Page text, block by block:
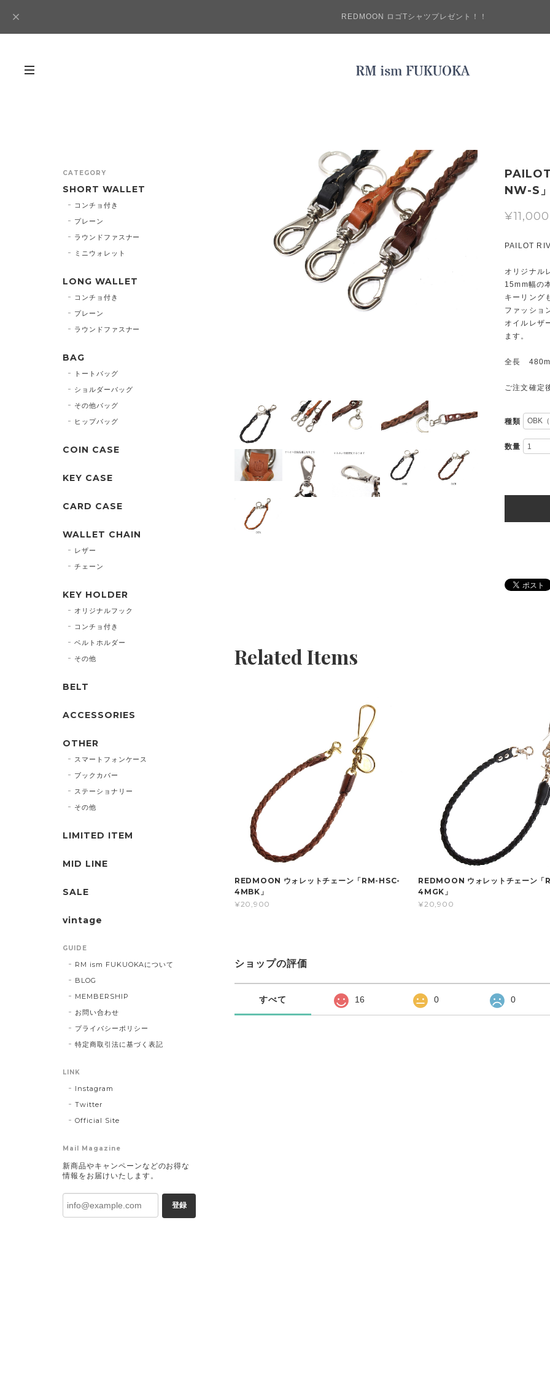
REDMOON ロゴTシャツプレゼント！！
NW-S
¥11,000
PAILOT
オリジナル
15mm幅の
キーリング
ファッショ
オイルレザ
ます。
全長
ご注文確定
種類
数量
Related Items
REDMOON ウォレットチェーン「RM-HSC-
4MBK」
¥20,900
REDMOON ウォレットチェーン「
4MGK」
¥20,900
ショップの評価
すべて 16 0 0
CATEGORY
SHORT WALLET
コンチョ付き
プレーン
ラウンドファスナー
ミニウォレット
LONG WALLET
コンチョ付き
プレーン
ラウンドファスナー
BAG
トートバッグ
ショルダーバッグ
その他バッグ
ヒップバッグ
COIN CASE
KEY CASE
CARD CASE
WALLET CHAIN
レザー
チェーン
KEY HOLDER
オリジナルフック
コンチョ付き
ベルトホルダー
その他
BELT
ACCESSORIES
OTHER
スマートフォンケース
ブックカバー
ステーショナリー
その他
LIMITED ITEM
MID LINE
SALE
vintage
GUIDE
RM ism FUKUOKAについて
BLOG
MEMBERSHIP
お問い合わせ
プライバシーポリシー
特定商取引法に基づく表記
LINK
Instagram
Twitter
Official Site
Mail Magazine
新商品やキャンペーンなどのお得な
情報をお届けいたします。
登録